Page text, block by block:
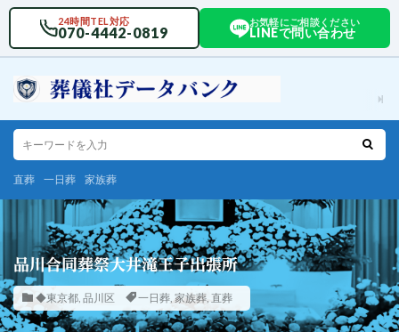
24時間TEL対応
070-4442-0819
お気軽にご相談ください
LINEで問い合わせ
直葬 一日葬 家族葬
品川合同葬祭大井滝王子出張所
◆東京都, 品川区 一日葬, 家族葬, 直葬